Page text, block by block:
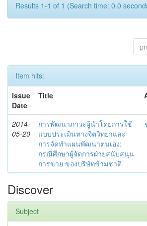
Results 1-1 of 1 (Search time: 0.0
Item hits:
Issue
Date
Title
2014-
05-20
การพัฒนาภาวะผู้นำโดยการใช้
แบบประเมินทางจิตวิทยาและ
การจัดทำแผนพัฒนาตนเอง:
กรณีศึกษาผู้จัดการฝ่ายสนับสนุน
การขาย ของบริษัทข้ามชาติ
Discover
Subject